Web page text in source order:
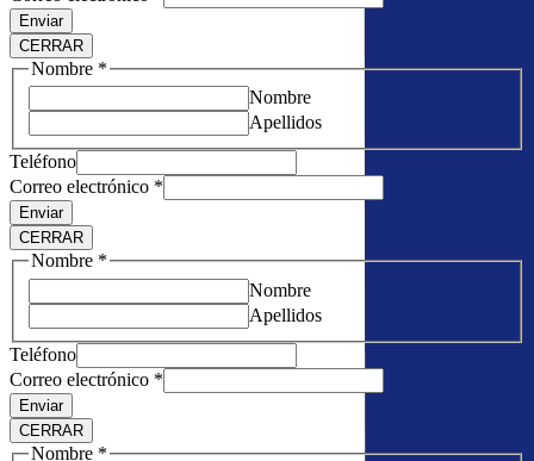
Enviar
CERRAR
Nombre *
Nombre
Apellidos
Teléfono
Correo electrónico *
Enviar
CERRAR
Nombre *
Nombre
Apellidos
Teléfono
Correo electrónico *
Enviar
CERRAR
Nombre *